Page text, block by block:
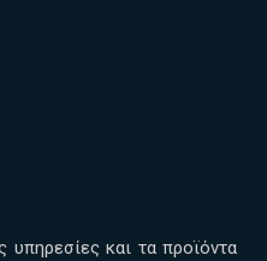
υπηρεσίες και τα προϊόντα